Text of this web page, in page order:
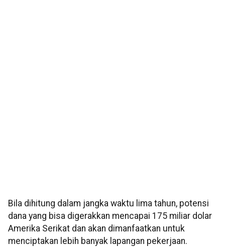
Bila dihitung dalam jangka waktu lima tahun, potensi
dana yang bisa digerakkan mencapai 175 miliar dolar
Amerika Serikat dan akan dimanfaatkan untuk
menciptakan lebih banyak lapangan pekerjaan.